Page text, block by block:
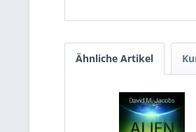
Ähnliche Artikel